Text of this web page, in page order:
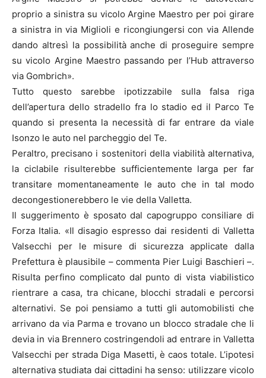
proprio a sinistra su vicolo Argine Maestro per poi girare
a sinistra in via Miglioli e ricongiungersi con via Allende
dando altresì la possibilità anche di proseguire sempre
su vicolo Argine Maestro passando per l’Hub attraverso
via Gombrich».
Tutto questo sarebbe ipotizzabile sulla falsa riga
dell’apertura dello stradello fra lo stadio ed il Parco Te
quando si presenta la necessità di far entrare da viale
Isonzo le auto nel parcheggio del Te.
Peraltro, precisano i sostenitori della viabilità alternativa,
la ciclabile risulterebbe sufficientemente larga per far
transitare momentaneamente le auto che in tal modo
decongestionerebbero le vie della Valletta.
Il suggerimento è sposato dal capogruppo consiliare di
Forza Italia. «Il disagio espresso dai residenti di Valletta
Valsecchi per le misure di sicurezza applicate dalla
Prefettura è plausibile – commenta Pier Luigi Baschieri –.
Risulta perfino complicato dal punto di vista viabilistico
rientrare a casa, tra chicane, blocchi stradali e percorsi
alternativi. Se poi pensiamo a tutti gli automobilisti che
arrivano da via Parma e trovano un blocco stradale che li
devia in via Brennero costringendoli ad entrare in Valletta
Valsecchi per strada Diga Masetti, è caos totale. L’ipotesi
alternativa studiata dai cittadini ha senso: utilizzare vicolo